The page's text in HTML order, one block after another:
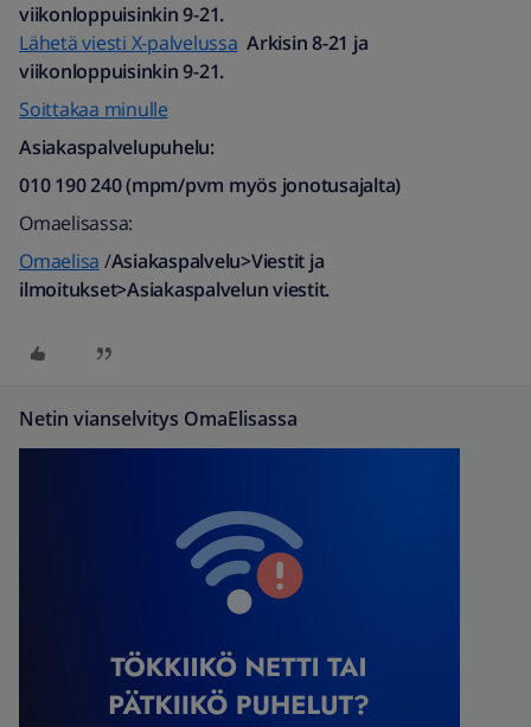
viikonloppuisinkin 9-21.
Lähetä viesti X-palvelussa Arkisin 8-21 ja
viikonloppuisinkin 9-21.
Soittakaa minulle
Asiakaspalvelupuhelu:
010 190 240 (mpm/pvm myös jonotusajalta)​
Omaelisassa:
Omaelisa /Asiakaspalvelu>Viestit ja
ilmoitukset>Asiakaspalvelun viestit.
Netin vianselvitys OmaElisassa